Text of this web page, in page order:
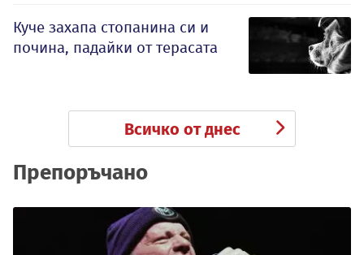
Куче захапа стопанина си и
почина, падайки от терасата
Всичко от днес
Препоръчано